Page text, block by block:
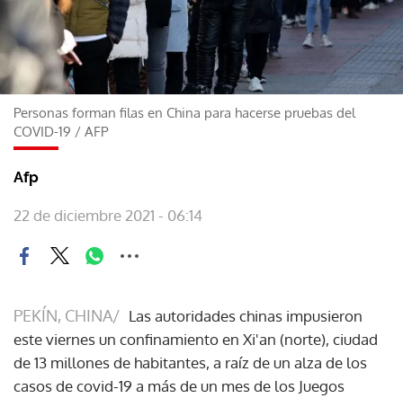
Personas forman filas en China para hacerse pruebas del
COVID-19 / AFP
Afp
22 de diciembre 2021 - 06:14
PEKÍN, CHINA/ Las autoridades chinas impusieron
este viernes un confinamiento en Xi'an (norte), ciudad
de 13 millones de habitantes, a raíz de un alza de los
casos de covid-19 a más de un mes de los Juegos